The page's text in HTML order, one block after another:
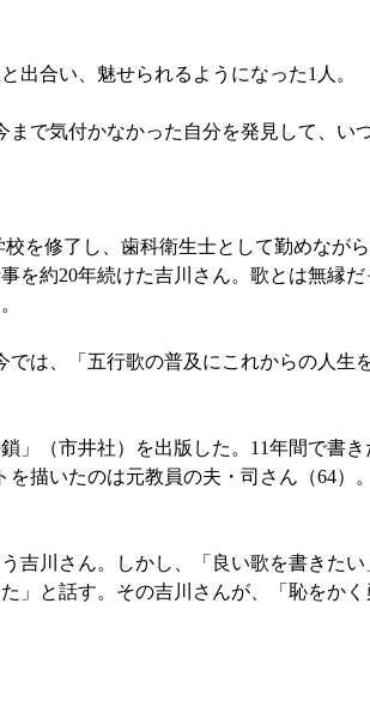
合い、魅せられるようになった1人。
で気付かなかった自分を発見して、い
を修了し、歯科衛生士として勤めなが
を約20年続けた吉川さん。歌とは無縁
は、「五行歌の普及にこれからの人生
」（市井社）を出版した。11年間で書
描いたのは元教員の夫・司さん（64）
吉川さん。しかし、「良い歌を書きた
」と話す。その吉川さんが、「恥をか